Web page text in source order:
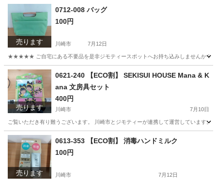
神奈川 川崎市 ISHUTAL
売ります
0712-008 バッグ
100円
川崎市 7月12日
★★★★★ ご自宅にある不要品を是非ジモティースポットへお持ち込みしませんか？
神奈川 川崎市
売ります
0621-240 【ECO割】 SEKISUI HOUSE Mana & K
ana 文房具セット
400円
川崎市 7月10日
ご覧いただき有り難うございます。 川崎市とジモティーが連携して運営していま
神奈川 川崎市 リユース
売ります
0613-353 【ECO割】 消毒ハンドミルク
100円
川崎市 7月12日